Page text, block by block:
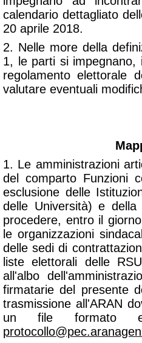
calendario dettagliato
20 aprile 2018.
2. Nelle more della
1, le parti si impegnano,
regolamento elettorale
valutare eventuali
1. Le amministrazioni
del comparto Funzioni
esclusione delle
delle Università) e della
procedere, entro il giorno
le organizzazioni
delle sedi di
liste elettorali delle
all'albo
firmatarie del presente
trasmissione all'ARAN
un file formato